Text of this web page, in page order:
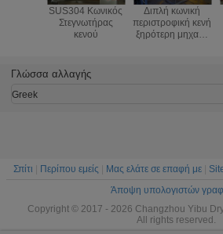
SUS304 Κωνικός
Στεγνωτήρας
κενού
Διπλή κωνική
περιστροφική κενή
ξηρότερη μηχανή
Γλώσσα αλλαγής
Greek
Σπίτι Περίπου εμείς Μας ελάτε σε επαφή με
Άποψη υπολογιστών
Copyright © 2017 - 2026 Changzhou Yibu
All rights reserved.